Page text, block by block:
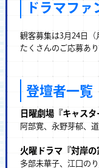
ドラマファ
観客募集は3月24日（
たくさんのご応募あ
登壇者一覧
日曜劇場『キャスタ
阿部寛、永野芽郁、
火曜ドラマ『対岸の
多部未華子、江口のり